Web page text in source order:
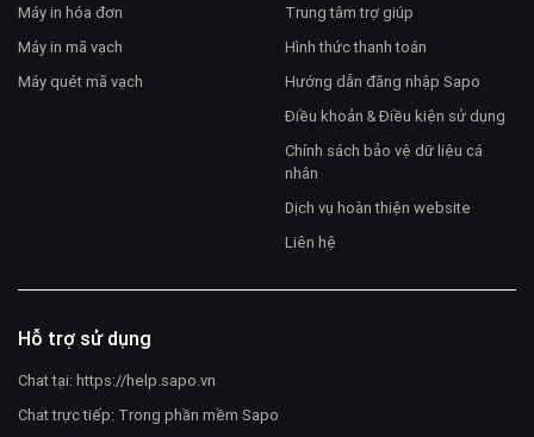
Máy in hóa đơn
Máy in mã vạch
Máy quét mã vạch
Trung tâm trợ giúp
Hình thức thanh toán
Hướng dẫn đăng nhập Sapo
Điều khoản & Điều kiện sử dụng
Chính sách bảo vệ dữ liệu cá
nhân
Dịch vụ hoàn thiện website
Liên hệ
Hỗ trợ sử dụng
Chat tại:https://help.sapo.vn
Chat trực tiếp: Trong phần mềm Sapo